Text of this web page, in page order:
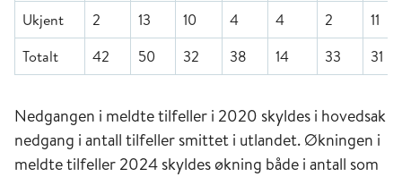
Ukjent
2 13 10 4 4 2
11
Totalt
42 50 32 38 14 33 31
Nedgangen i meldte tilfeller i 2020 skyldes i hovedsak
nedgang i antall tilfeller smittet i utlandet. Økningen i
meldte tilfeller 2024 skyldes økning både i antall som